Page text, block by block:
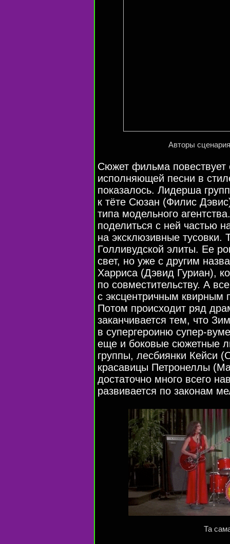
Авторы
Сюжет фильма
исполняющей песни в
показалось. Лидерша
к тёте Сюзан (Филис
типа модельного
поделиться с ней частью
на эксклюзивные тусовки.
Голливудской элиты. Ее
свет, но уже с другим
Харриса (Дэвид Гуриан),
по совместительству. А
с эксцентричным квирным
Потом происходит ряд
заканчивается тем, что
в супергероиню супер-
еще и боковые сюжетные
группы, лесбиянки Кейси
красавицы Петронеллы
достаточно много всего
развивается по законам
Та